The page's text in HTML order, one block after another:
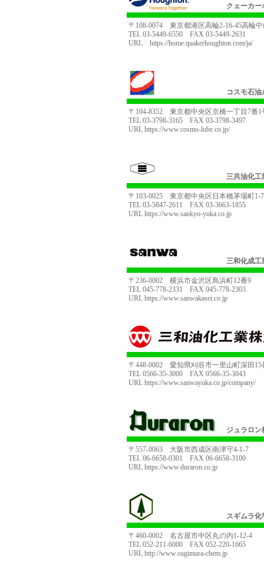
クェーカ
〒108-0074 東京都港区高輪2-16-45高輪
TEL 03-5449-6550 FAX 03-5449-2631
URL https://home.quakerhoughton.com/ja/
コスモ石
〒104-8352 東京都中央区京橋一丁目7番
TEL 03-3798-3165 FAX 03-3798-3497
URL https://www.cosmo-lube.co.jp/
三共油化工
〒103-0025 東京都中央区日本橋茅場町1-
TEL 03-5847-2611 FAX 03-3663-1855
URL https://www.sankyo-yuka.co.jp
三和化成工
〒236-0002 横浜市金沢区鳥浜町12番9
TEL 045-778-2331 FAX 045-778-2303
URL https://www.sanwakasei.co.jp
〒448-0002 愛知県刈谷市一里山町深田15
TEL 0566-35-3000 FAX 0566-35-3043
URL https://www.sanwayuka.co.jp/company/
ジュラロン
〒557-0063 大阪市西成区南津守4-1-7
TEL 06-6658-0301 FAX 06-6658-3100
URL https://www.duraron.co.jp
スギムラ化
〒460-0002 名古屋市中区丸の内1-12-4
TEL 052-211-6000 FAX 052-220-1665
URL http://www.sugimura-chem.jp